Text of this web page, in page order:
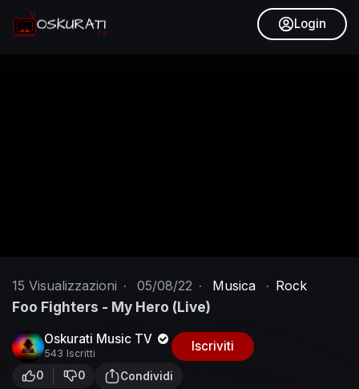
Login
15 Visualizzazioni · 05/08/22 · Musica · Rock
Foo Fighters - My Hero (Live)
Oskurati Music TV
543 Iscritti Iscriviti
0 0 Condividi